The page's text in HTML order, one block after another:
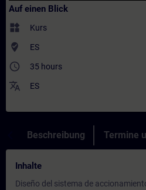
Auf einen Blick
widgets Kurs
where_to_vote ES
access_time 35 hours
translate ES
Beschreibung Termine
Inhalte
Diseño del sistema de